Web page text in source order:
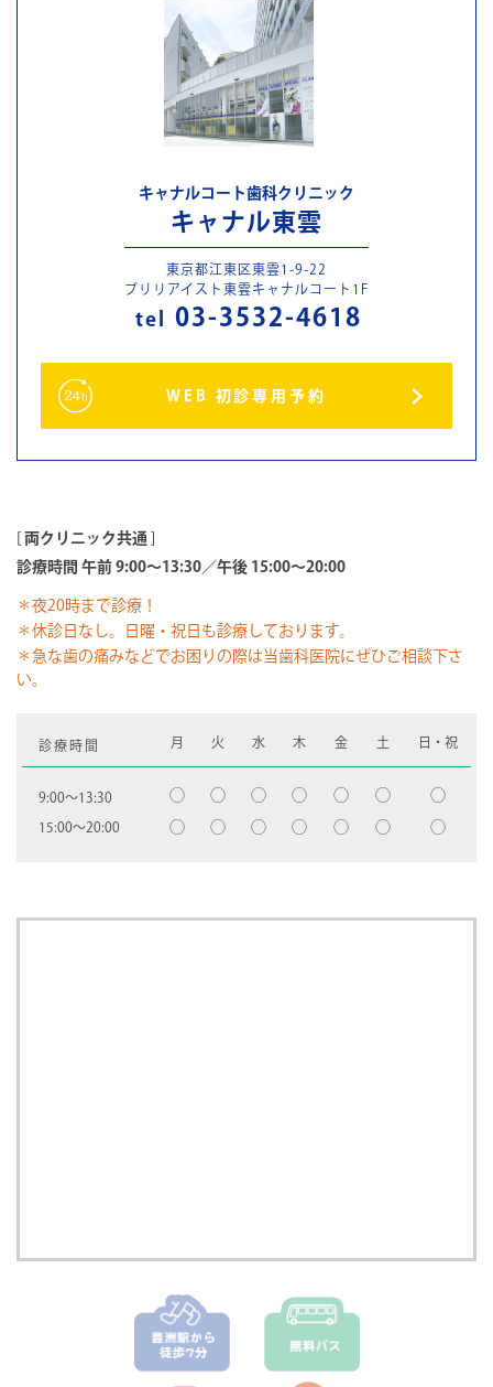
キャナルコート歯科クリニック
キャナル東雲
東京都江東区東雲1-9-22
ブリリアイスト東雲キャナルコート1F
tel 03-3532-4618
WEB 初診専用予約
両クリニック共通
診療時間 午前 9:00～13:30／午後 15:00～20:00
＊夜20時まで診療！
＊休診日なし。日曜・祝日も診療しております。
＊急な歯の痛みなどでお困りの際は当歯科医院にぜひご相談下さ
い。
診療時間 月 火 水 木 金 土 日・祝
9:00〜13:30 ◯ ◯ ◯ ◯ ◯ ◯ ◯
15:00〜20:00 ◯ ◯ ◯ ◯ ◯ ◯ ◯